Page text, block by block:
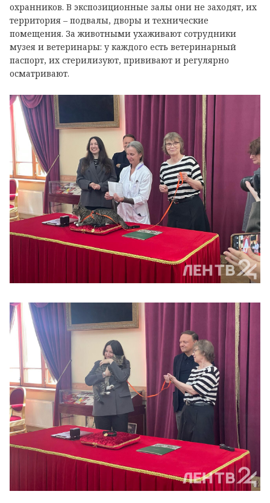
охранников. В экспозиционные залы они не заходят, их
территория – подвалы, дворы и технические
помещения. За животными ухаживают сотрудники
музея и ветеринары: у каждого есть ветеринарный
паспорт, их стерилизуют, прививают и регулярно
осматривают.